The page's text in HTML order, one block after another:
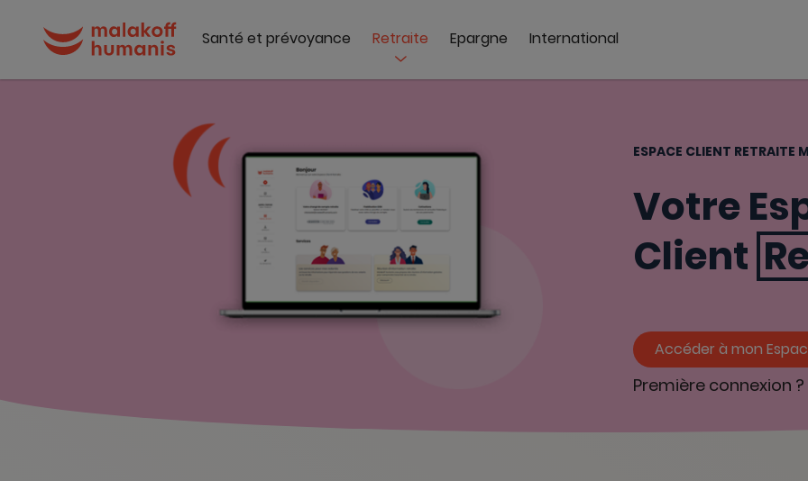
Santé et prévoyance Retraite Epargne International
ESPACE CLIENT RETRAITE
Votre
Client
Accéder à mon
Première connexion ?